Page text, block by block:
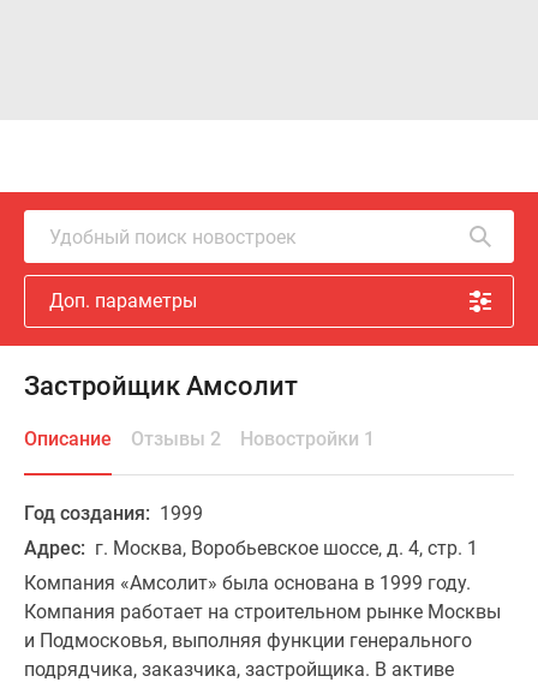
Удобный поиск новостроек
Доп. параметры
Застройщик Амсолит
Описание Отзывы 2 Новостройки 1
Год создания: 1999
Адрес: г. Москва, Воробьевское шоссе, д. 4, стр. 1
Компания «Амсолит» была основана в 1999 году.
Компания работает на строительном рынке Москвы
и Подмосковья, выполняя функции генерального
подрядчика, заказчика, застройщика. В активе